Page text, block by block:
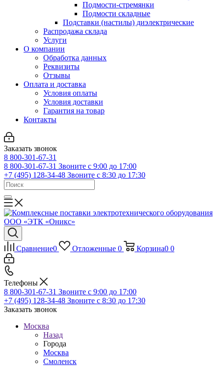
Подмости-стремянки
Подмости складные
Подставки (настилы) диэлектрические
Распродажа склада
Услуги
О компании
Обработка данных
Реквизиты
Отзывы
Оплата и доставка
Условия оплаты
Условия доставки
Гарантия на товар
Контакты
Заказать звонок
8 800-301-67-31
8 800-301-67-31 Звоните с 9:00 до 17:00
+7 (495) 128-34-48 Звоните с 8:30 до 17:30
Сравнение0 Отложенные 0 Корзина0 0
Телефоны
8 800-301-67-31 Звоните с 9:00 до 17:00
+7 (495) 128-34-48 Звоните с 8:30 до 17:30
Заказать звонок
Москва
Назад
Города
Москва
Смоленск